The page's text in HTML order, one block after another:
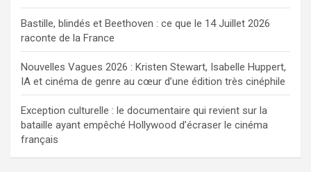
Bastille, blindés et Beethoven : ce que le 14 Juillet 2026
raconte de la France
Nouvelles Vagues 2026 : Kristen Stewart, Isabelle Huppert,
IA et cinéma de genre au cœur d’une édition très cinéphile
Exception culturelle : le documentaire qui revient sur la
bataille ayant empêché Hollywood d’écraser le cinéma
français